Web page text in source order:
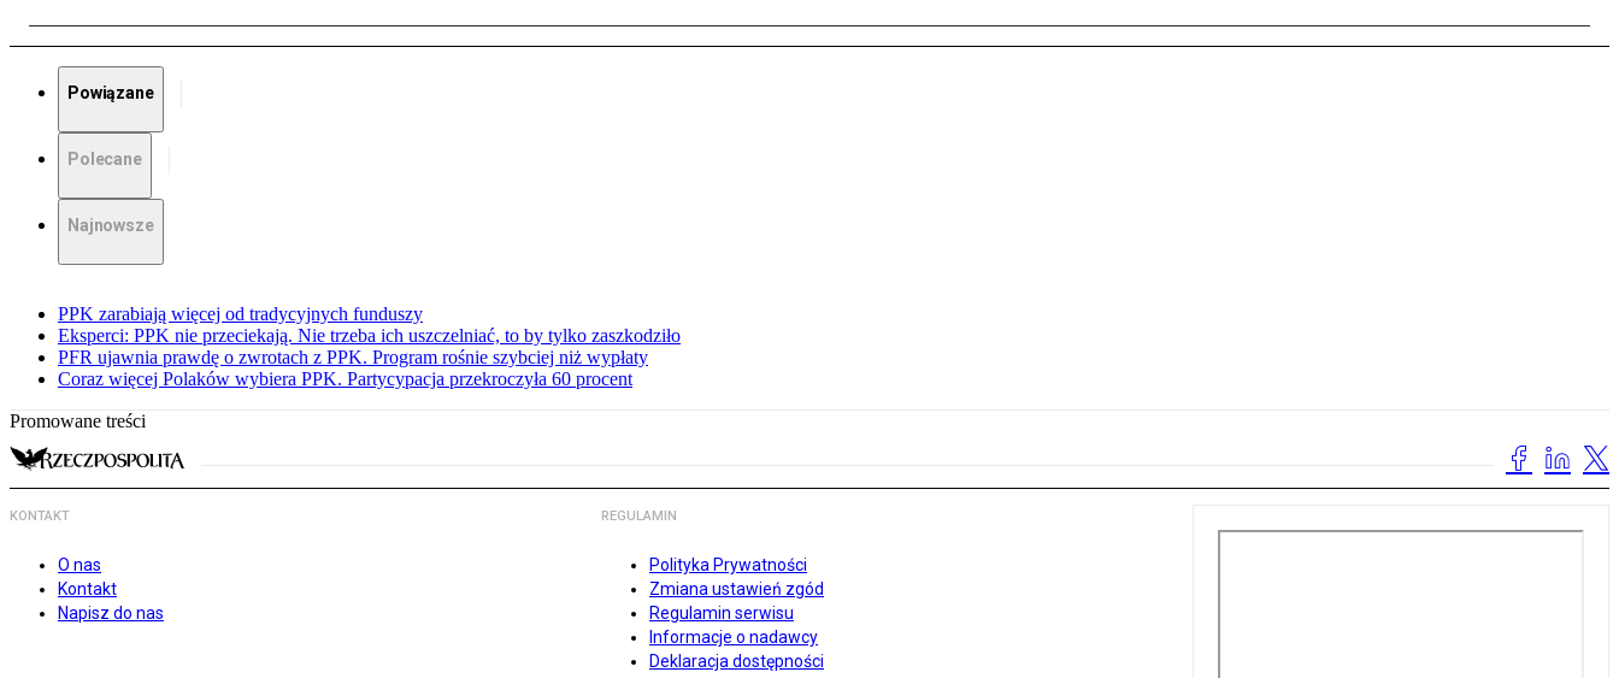
Powiązane
Polecane
Najnowsze
PPK zarabiają więcej od tradycyjnych funduszy
Eksperci: PPK nie przeciekają. Nie trzeba ich uszczelniać, to by tylko zaszkodziło
PFR ujawnia prawdę o zwrotach z PPK. Program rośnie szybciej niż wypłaty
Coraz więcej Polaków wybiera PPK. Partycypacja przekroczyła 60 procent
Promowane treści
KONTAKT
O nas
Kontakt
Napisz do nas
REGULAMIN
Polityka Prywatności
Zmiana ustawień zgód
Regulamin serwisu
Informacje o nadawcy
Deklaracja dostępności